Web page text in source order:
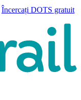
Încercați DOTS gratuit